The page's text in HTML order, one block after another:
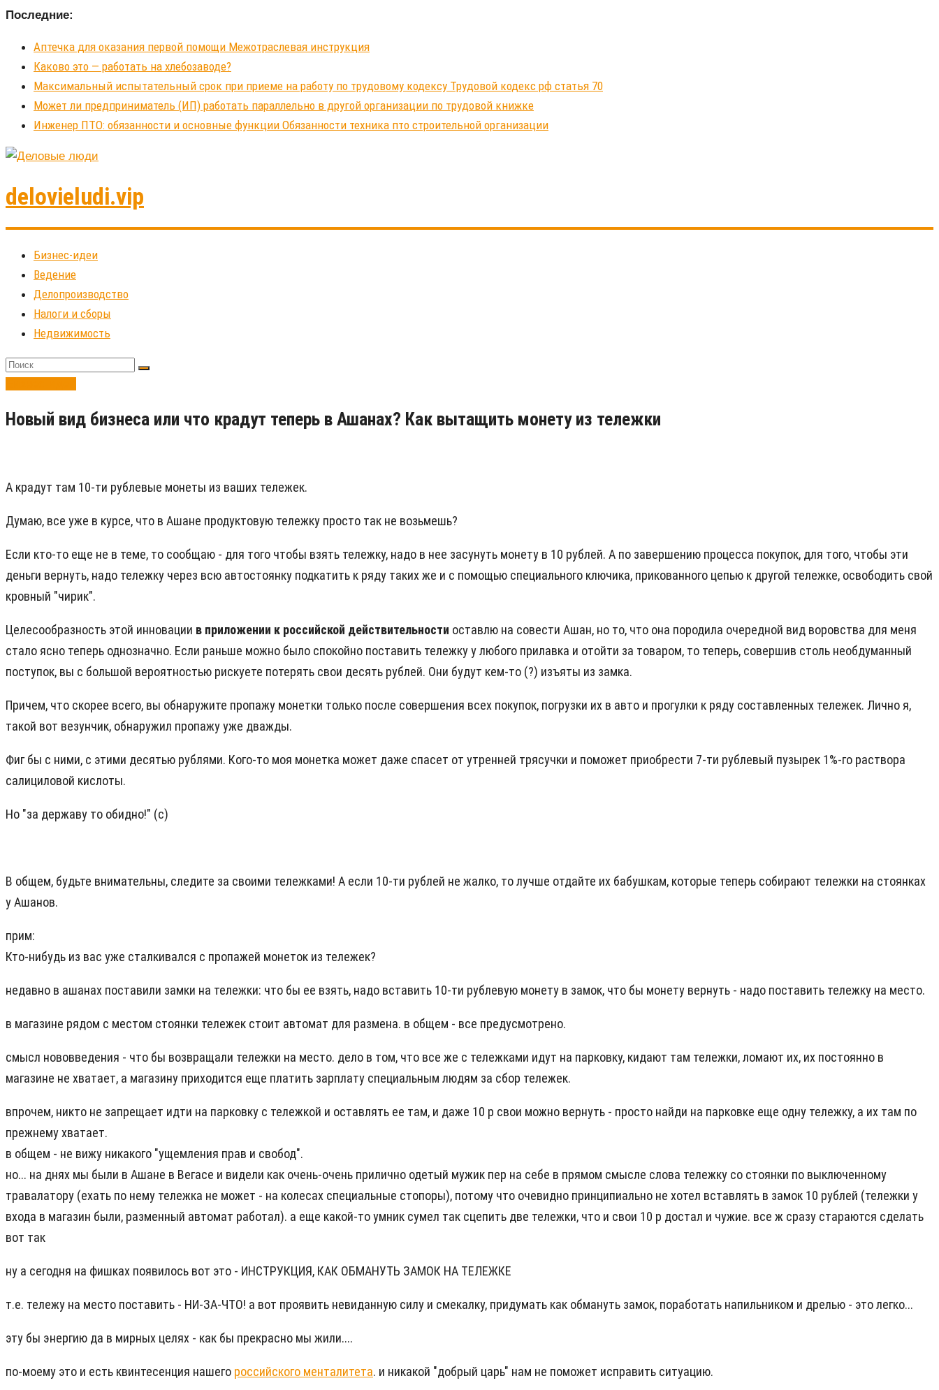
Последние:
Аптечка для оказания первой помощи Межотраслевая инструкция
Каково это — работать на хлебозаводе?
Максимальный испытательный срок при приеме на работу по трудовому кодексу Трудовой кодекс рф статья 70
Может ли предприниматель (ИП) работать параллельно в другой организации по трудовой книжке
Инженер ПТО: обязанности и основные функции Обязанности техника пто строительной организации
delovieludi.vip
Бизнес-идеи
Ведение
Делопроизводство
Налоги и сборы
Недвижимость
Новый вид бизнеса или что крадут теперь в Ашанах? Как вытащить монету из тележки
А крадут там 10-ти рублевые монеты из ваших тележек.
Думаю, все уже в курсе, что в Ашане продуктовую тележку просто так не возьмешь?
Если кто-то еще не в теме, то сообщаю - для того чтобы взять тележку, надо в нее засунуть монету в 10 рублей. А по завершению процесса покупок, для того, чтобы эти
деньги вернуть, надо тележку через всю автостоянку подкатить к ряду таких же и с помощью специального ключика, прикованного цепью к другой тележке, освободить свой
кровный "чирик".
Целесообразность этой инновации в приложении к российской действительности оставлю на совести Ашан, но то, что она породила очередной вид воровства для меня
стало ясно теперь однозначно. Если раньше можно было спокойно поставить тележку у любого прилавка и отойти за товаром, то теперь, совершив столь необдуманный
поступок, вы с большой вероятностью рискуете потерять свои десять рублей. Они будут кем-то (?) изъяты из замка.
Причем, что скорее всего, вы обнаружите пропажу монетки только после совершения всех покупок, погрузки их в авто и прогулки к ряду составленных тележек. Лично я,
такой вот везунчик, обнаружил пропажу уже дважды.
Фиг бы с ними, с этими десятью рублями. Кого-то моя монетка может даже спасет от утренней трясучки и поможет приобрести 7-ти рублевый пузырек 1%-го раствора
салициловой кислоты.
Но "за державу то обидно!" (с)
В общем, будьте внимательны, следите за своими тележками! А если 10-ти рублей не жалко, то лучше отдайте их бабушкам, которые теперь собирают тележки на стоянках
у Ашанов.
прим:
Кто-нибудь из вас уже сталкивался с пропажей монеток из тележек?
недавно в ашанах поставили замки на тележки: что бы ее взять, надо вставить 10-ти рублевую монету в замок, что бы монету вернуть - надо поставить тележку на место.
в магазине рядом с местом стоянки тележек стоит автомат для размена. в общем - все предусмотрено.
смысл нововведения - что бы возвращали тележки на место. дело в том, что все же с тележками идут на парковку, кидают там тележки, ломают их, их постоянно в
магазине не хватает, а магазину приходится еще платить зарплату специальным людям за сбор тележек.
впрочем, никто не запрещает идти на парковку с тележкой и оставлять ее там, и даже 10 р свои можно вернуть - просто найди на парковке еще одну тележку, а их там по
прежнему хватает.
в общем - не вижу никакого "ущемления прав и свобод".
но... на днях мы были в Ашане в Вегасе и видели как очень-очень прилично одетый мужик пер на себе в прямом смысле слова тележку со стоянки по выключенному
травалатору (ехать по нему тележка не может - на колесах специальные стопоры), потому что очевидно принципиально не хотел вставлять в замок 10 рублей (тележки у
входа в магазин были, разменный автомат работал). а еще какой-то умник сумел так сцепить две тележки, что и свои 10 р достал и чужие. все ж сразу стараются сделать
вот так
ну а сегодня на фишках появилось вот это - ИНСТРУКЦИЯ, КАК ОБМАНУТЬ ЗАМОК НА ТЕЛЕЖКЕ
т.е. тележу на место поставить - НИ-ЗА-ЧТО! а вот проявить невиданную силу и смекалку, придумать как обмануть замок, поработать напильником и дрелью - это легко...
эту бы энергию да в мирных целях - как бы прекрасно мы жили....
по-моему это и есть квинтесенция нашего российского менталитета. и никакой "добрый царь" нам не поможет исправить ситуацию.